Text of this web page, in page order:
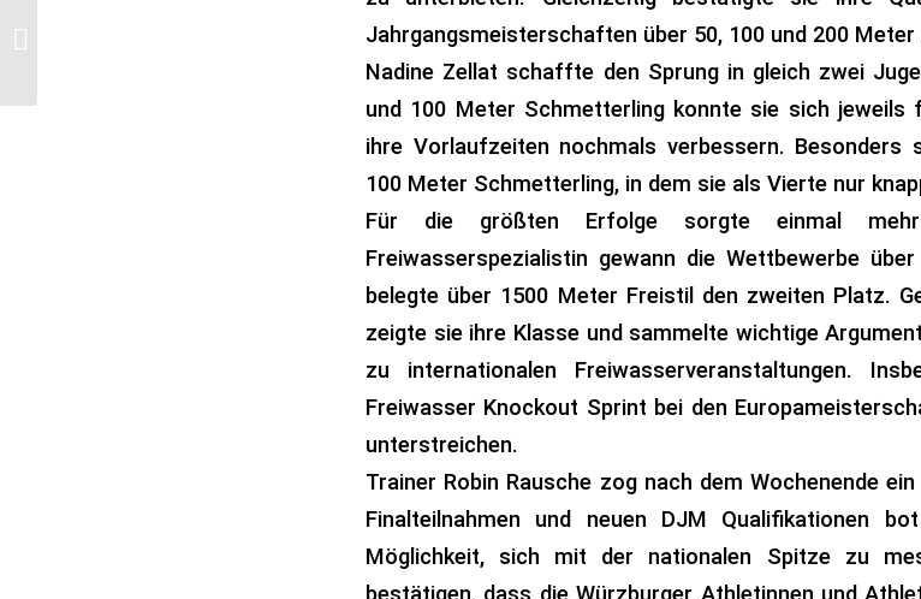
Jahrgangsmeisterschaften über 50, 100 und 200
Nadine Zellat schaffte den Sprung in gleich zwei
und 100 Meter Schmetterling konnte sie sich jeweils
ihre Vorlaufzeiten nochmals verbessern. Besonders
100 Meter Schmetterling, in dem sie als Vierte nur
Für die größten Erfolge sorgte einmal
Freiwasserspezialistin gewann die Wettbewerbe
belegte über 1500 Meter Freistil den zweiten Platz.
zeigte sie ihre Klasse und sammelte wichtige
zu internationalen Freiwasserveranstaltungen.
Freiwasser Knockout Sprint bei den
unterstreichen.
Trainer Robin Rausche zog nach dem Wochenende
Finalteilnahmen und neuen DJM Qualifikationen
Möglichkeit, sich mit der nationalen Spitze zu
bestätigen, dass die Würzburger Athletinnen und